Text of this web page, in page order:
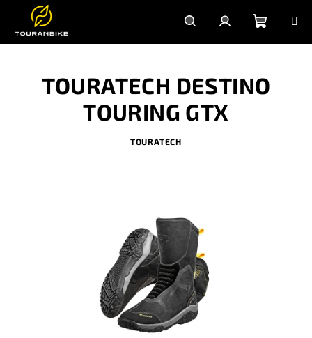
obsah
košík
TOURATECH DESTINO
TOURING GTX
TOURATECH